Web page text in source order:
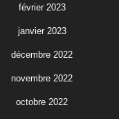
février 2023
janvier 2023
décembre 2022
novembre 2022
octobre 2022